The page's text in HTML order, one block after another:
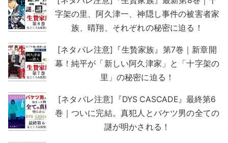
字架の里、阿久津一、神隠し事件の被害者家
族、晴翔、それぞれの秘密に迫る！
[ネタバレ注意]『生贄家族』第7巻｜新章開
幕！純平が「新しい阿久津家」と「十字架の
里」の秘密に迫る！
[ネタバレ注意]『DYS CASCADE』最終第6
巻｜ついに完結。真犯人とバケツ男の全ての
謎が明かされる！